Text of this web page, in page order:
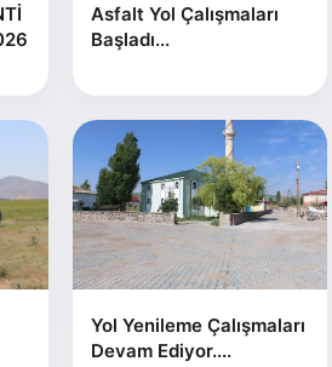
Asfalt Yol Çalışmaları
Başladı...
Yol Yenileme Çalışmaları
Devam Ediyor....